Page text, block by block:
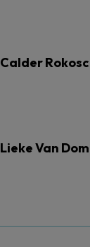
Calder
Lieke Van